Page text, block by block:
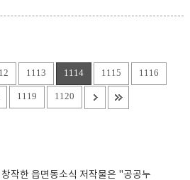
장 등 자생단체장 등 50여명이 참석한 가운
문위원회 외 7개 단체에서 쌀 560kg(7가
리고 행사에 참석한 모두
1113 1114 1115 1116
1119 1120
창작한읍면동소식 저작물은 "공공누